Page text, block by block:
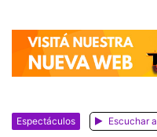
Espectáculos Escuchar